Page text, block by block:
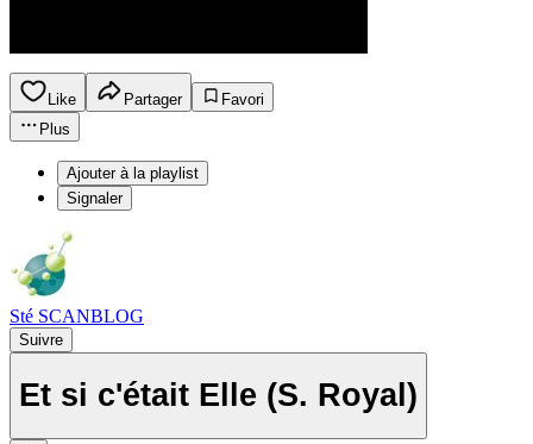
Like Partager
Favori
Plus
Ajouter à la playlist
Signaler
Sté SCANBLOG
Suivre
Et si c'était Elle (S. Royal)